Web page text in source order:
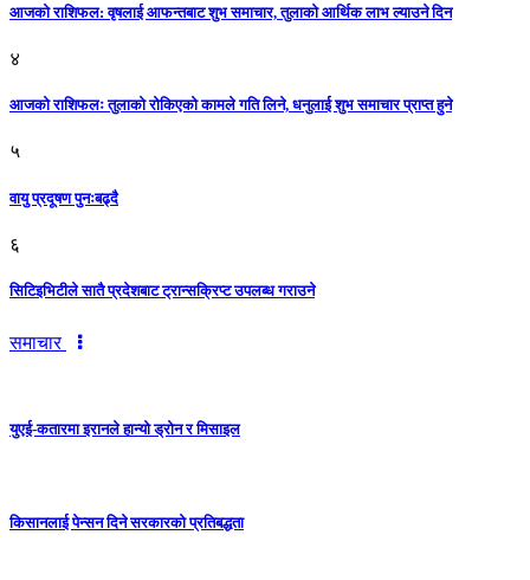
आजकाे राशिफल: वृषलाई आफन्तबाट शुभ समाचार, तुलाकाे आर्थिक लाभ ल्याउने दिन
४
आजको राशिफलः तुलाकाे रोकिएको कामले गति लिने, धनुलाई शुभ समाचार प्राप्त हुने
५
वायु प्रदूषण पुनःबढ्दै
६
सिटिइभिटीले सातै प्रदेशबाट ट्रान्सक्रिप्ट उपलब्ध गराउने
समाचार
युएई-कतारमा इरानले हान्यो ड्रोन र मिसाइल
किसानलाई पेन्सन दिने सरकारको प्रतिबद्धता